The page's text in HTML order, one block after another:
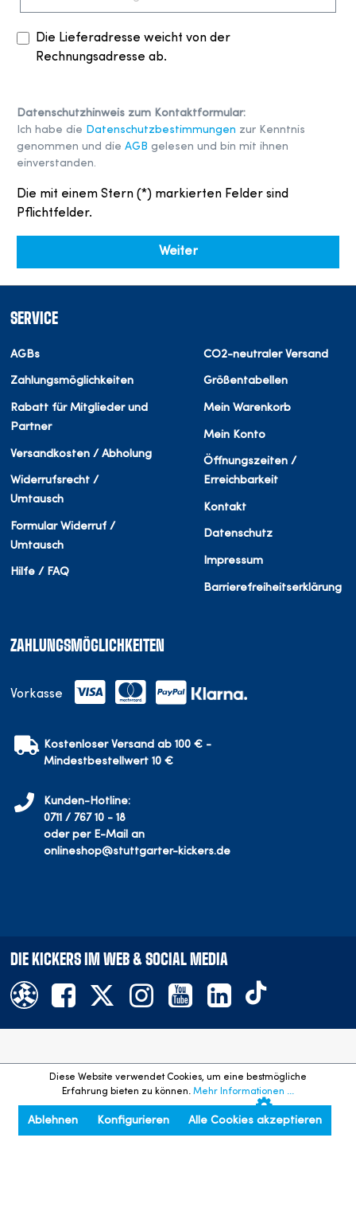
Die Lieferadresse weicht von der
Rechnungsadresse ab.
Datenschutzhinweis zum Kontaktformular:
Ich habe die Datenschutzbestimmungen zur Kenntnis
genommen und die AGB gelesen und bin mit ihnen
einverstanden.
Die mit einem Stern (*) markierten Felder sind
Pflichtfelder.
Weiter
SERVICE
AGBs
Zahlungsmöglichkeiten
Rabatt für Mitglieder und
Partner
Versandkosten / Abholung
Widerrufsrecht /
Umtausch
Formular Widerruf /
Umtausch
Hilfe / FAQ
CO2-neutraler Versand
Größentabellen
Mein Warenkorb
Mein Konto
Öffnungszeiten /
Erreichbarkeit
Kontakt
Datenschutz
Impressum
Barrierefreiheitserklärung
ZAHLUNGSMÖGLICHKEITEN
Vorkasse
Kostenloser Versand ab 100 € -
Mindestbestellwert 10 €
Kunden-Hotline:
0711 / 767 10 - 18
oder per E-Mail an
onlineshop@stuttgarter-kickers.de
DIE KICKERS IM WEB & SOCIAL MEDIA
- Alle Rechte vorbehalten. Preisangaben inkl. gesetzl.
MwSt. und zzgl. Versandkosten.
Diese Website verwendet Cookies, um eine bestmögliche
Erfahrung bieten zu können. Mehr Informationen ...
Ablehnen Konfigurieren Alle Cookies akzeptieren